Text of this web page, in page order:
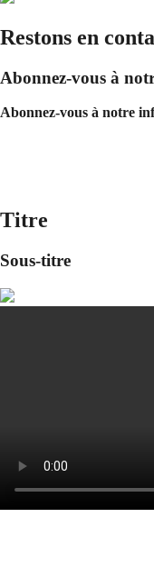
Restons en
Abonnez-vous à
Abonnez-vous à notre
Titre
Sous-titre